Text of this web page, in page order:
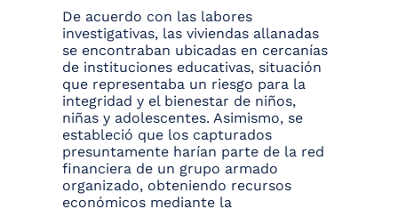
De acuerdo con las labores
investigativas, las viviendas allanadas
se encontraban ubicadas en cercanías
de instituciones educativas, situación
que representaba un riesgo para la
integridad y el bienestar de niños,
niñas y adolescentes. Asimismo, se
estableció que los capturados
presuntamente harían parte de la red
financiera de un grupo armado
organizado, obteniendo recursos
económicos mediante la